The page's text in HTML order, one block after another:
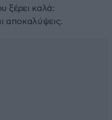
ξέρει καλά:
αποκαλύψεις.